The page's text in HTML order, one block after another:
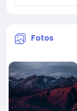
Fotos